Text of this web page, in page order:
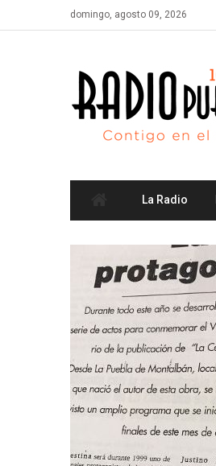
to
domingo, agosto 09, 2026
La Radio